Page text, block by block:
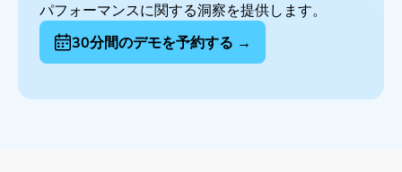
パフォーマンスに関する洞察を提供します。
30分間のデモを予約する →